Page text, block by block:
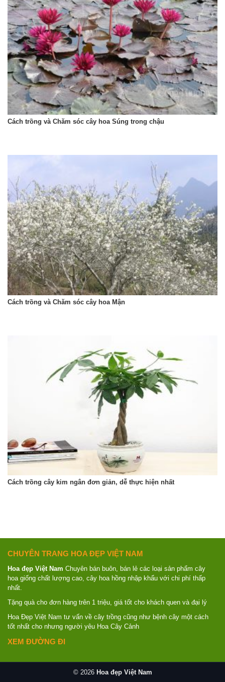
Cách trồng và Chăm sóc cây hoa Súng trong chậu
Cách trồng và Chăm sóc cây hoa Mận
Cách trồng cây kim ngân đơn giản, dễ thực hiện nhất
CHUYÊN TRANG HOA ĐẸP VIỆT NAM
Hoa đẹp Việt Nam Chuyên bán buôn, bán lẻ các loại sản phẩm cây
hoa giống chất lượng cao, cây hoa hồng nhập khẩu với chi phí thấp
nhất.
Tặng quà cho đơn hàng trên 1 triệu, giá tốt cho khách quen và đại lý
Hoa Đẹp Việt Nam tư vấn về cây trồng cũng như bệnh cây một cách
tốt nhất cho nhưng người yêu Hoa Cây Cảnh
XEM ĐƯỜNG ĐI
© 2026 Hoa đẹp Việt Nam